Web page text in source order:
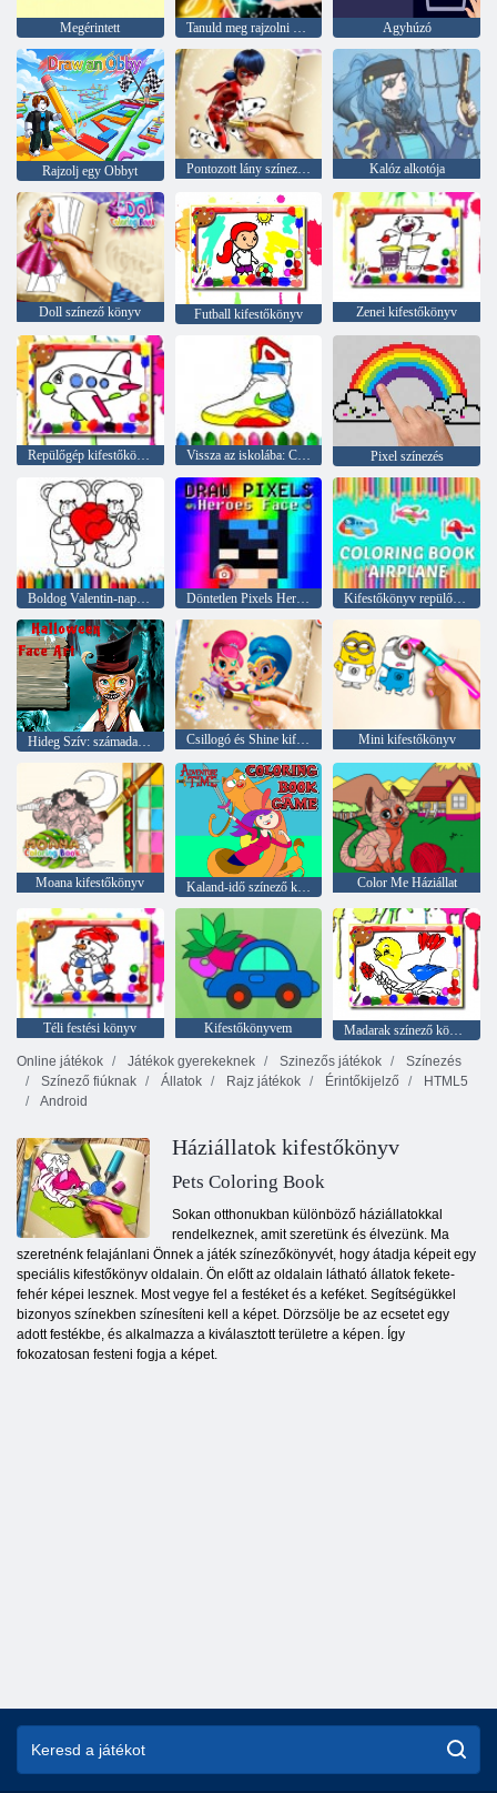
Megérintett Tanuld meg rajzolni a Glow Cartoon-t Agyhúzó
Rajzolj egy Obbyt Pontozott lány színező könyv Kalóz alkotója
Doll színező könyv Futball kifestőkönyv Zenei kifestőkönyv
Repülőgép kifestőkönyv Vissza az iskolába: Cipőfestés Pixel színezés
Boldog Valentin-nap színezés Döntetlen Pixels Heroes Face Kifestőkönyv repülőgép
Csillogó és Shine kifestőkönyv Mini kifestőkönyv
Moana kifestőkönyv Kaland-idő színező könyv Color Me Háziállat
Téli festési könyv Kifestőkönyvem
Online játékok
Játékok gyerekeknek Szinezős játékok
Színezés
Színező fiúknak
Állatok Rajz játékok Érintőkijelző
HTML5
Android
Háziállatok kifestőkönyv
Pets Coloring Book
Sokan otthonukban különböző háziállatokkal
rendelkeznek, amit szeretünk és élvezünk. Ma
szeretnénk felajánlani Önnek a játék színezőkönyvét, hogy átadja képeit egy
speciális kifestőkönyv oldalain. Ön előtt az oldalain látható állatok fekete-
fehér képei lesznek. Most vegye fel a festéket és a keféket. Segítségükkel
bizonyos színekben színesíteni kell a képet. Dörzsölje be az ecsetet egy
adott festékbe, és alkalmazza a kiválasztott területre a képen. Így
fokozatosan festeni fogja a képet.